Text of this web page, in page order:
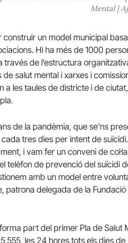
Mental |
un model municipal
Hi ha més de 1000
de l’estructura
salut mental i xarxes i
les taules de districte i de
de la pandèmia, que se’ns
tres dies per intent de suïcidi.
i vam fer un conveni de
telèfon de prevenció del suïcidi
amb un model entre
patrona delegada de la Fundació
part del primer Pla de Salut
555, les 24 hores tots els dies de